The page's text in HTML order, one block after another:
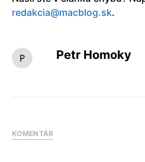
redakcia@macblog.sk.
Petr Homoky
KOMENTÁR